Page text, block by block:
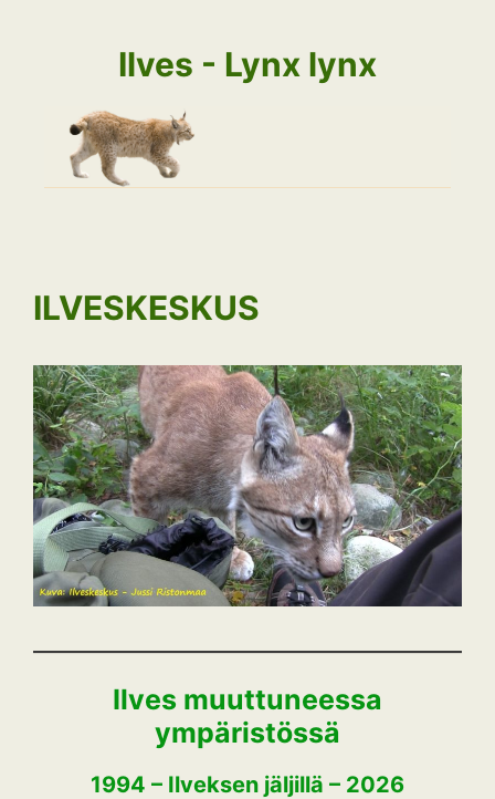
Ilves - Lynx lynx
ILVESKESKUS
Ilves muuttuneessa
ympäristössä
1994 – Ilveksen jäljillä – 2026